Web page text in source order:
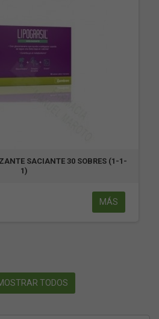
SACIANTE 30 SOBRES (1-1-
1)
MÁS
TODOS